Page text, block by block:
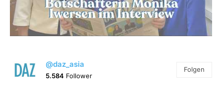
@daz_asia
5.584 Follower
Folgen